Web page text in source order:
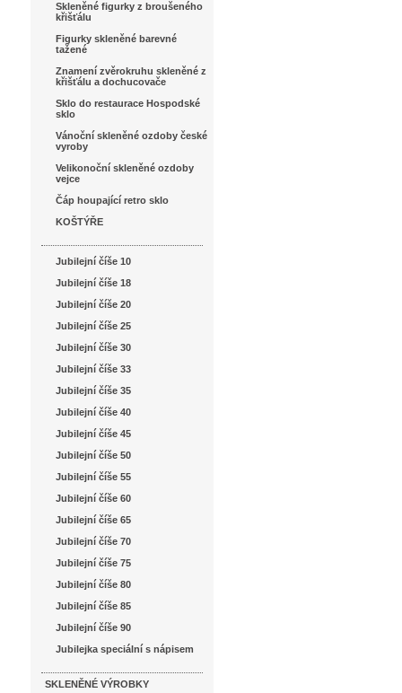
Skleněné figurky z broušeného
křišťálu
Figurky skleněné barevné
tažené
Znamení zvěrokruhu skleněné z
křišťálu a dochucovače
Sklo do restaurace Hospodské
sklo
Vánoční skleněné ozdoby české
vyroby
Velikonoční skleněné ozdoby
vejce
Čáp houpající retro sklo
KOŠTÝŘE
Jubilejní číše 10
Jubilejní číše 18
Jubilejní číše 20
Jubilejní číše 25
Jubilejní číše 30
Jubilejní číše 33
Jubilejní číše 35
Jubilejní číše 40
Jubilejní číše 45
Jubilejní číše 50
Jubilejní číše 55
Jubilejní číše 60
Jubilejní číše 65
Jubilejní číše 70
Jubilejní číše 75
Jubilejní číše 80
Jubilejní číše 85
Jubilejní číše 90
Jubilejka speciální s nápisem
SKLENĚNÉ VÝROBKY